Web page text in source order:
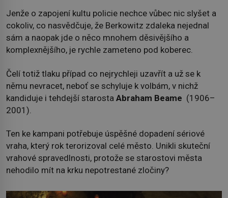
Jenže o zapojení kultu policie nechce vůbec nic slyšet a
cokoliv, co nasvědčuje, že Berkowitz zdaleka nejednal
sám a naopak jde o něco mnohem děsivějšího a
komplexnějšího, je rychle zameteno pod koberec.
Čelí totiž tlaku případ co nejrychleji uzavřít a už se k
němu nevracet, neboť se schyluje k volbám, v nichž
kandiduje i tehdejší starosta Abraham Beame (1906–
2001).
Ten ke kampani potřebuje úspěšné dopadení sériové
vraha, který rok terorizoval celé město. Unikli skuteční
vrahové spravedlnosti, protože se starostovi města
nehodilo mít na krku nepotrestané zločiny?